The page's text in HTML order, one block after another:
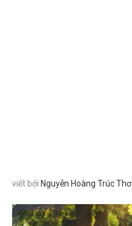
viết bởi Nguyễn Hoàng Trúc Thơ